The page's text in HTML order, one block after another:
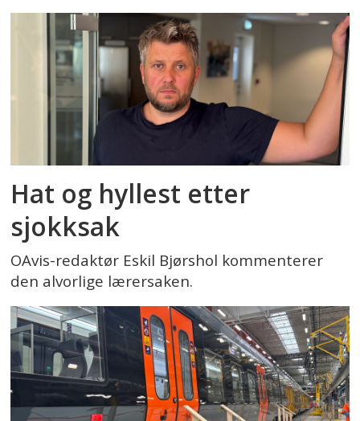
Hat og hyllest etter
sjokksak
OAvis-redaktør Eskil Bjørshol kommenterer
den alvorlige lærersaken.